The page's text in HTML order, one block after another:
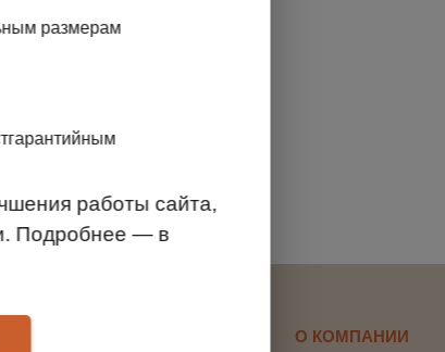
О КОМПАНИИ
размерам
работы сайта,
Подробнее — в